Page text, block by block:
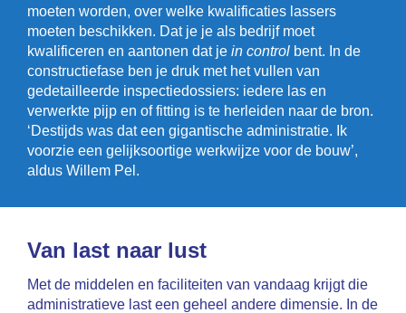
moeten worden, over welke kwalificaties lassers
moeten beschikken. Dat je je als bedrijf moet
kwalificeren en aantonen dat je in control bent. In de
constructiefase ben je druk met het vullen van
gedetailleerde inspectiedossiers: iedere las en
verwerkte pijp en of fitting is te herleiden naar de bron.
‘Destijds was dat een gigantische administratie. Ik
voorzie een gelijksoortige werkwijze voor de bouw’,
aldus Willem Pel.
Van last naar lust
Met de middelen en faciliteiten van vandaag krijgt die
administratieve last een geheel andere dimensie. In de